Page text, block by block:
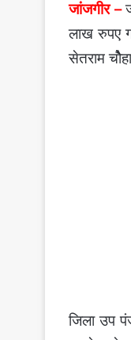
जांजगीर –
लाख रुपए
सेतराम
जिला उप